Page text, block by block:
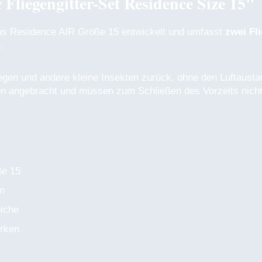
Residence AIR Größe 15 entwickelt und umfasst zwei
und andere kleine Insekten zurück, ohne den
angebracht und müssen zum Schließen des Vorzelts
15